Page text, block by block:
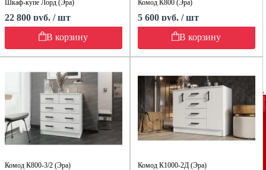
Шкаф-купе Лорд (Эра)
22 800 руб. / шт
В корзину
Комод К800 (Эра)
5 600 руб. / шт
В корзину
Комод К800-3/2 (Эра) Комод К1000-2Д (Эра)